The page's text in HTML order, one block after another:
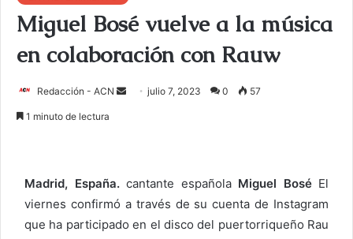
Miguel Bosé vuelve a la música
en colaboración con Rauw
Redacción - ACN
r
u
n
julio 7, 2023 0 57
1 minuto de lectura
Madrid, España.cantante española Miguel BoséEl
viernes confirmó a través de su cuenta de Instagram
que ha participado en el disco del puertorriqueño Rau